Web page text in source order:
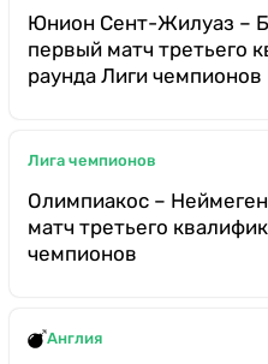
Юнион Сент-Жилуаз –
первый матч третьего
раунда Лиги чемпионов
Лига чемпионов
Олимпиакос –
матч третьего
чемпионов
Англия